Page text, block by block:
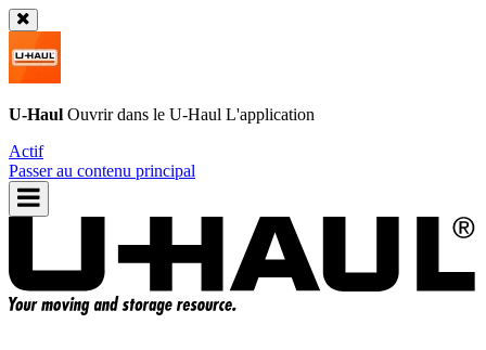
U-Haul Ouvrir dans le U-Haul L'application
Actif
Passer au contenu principal